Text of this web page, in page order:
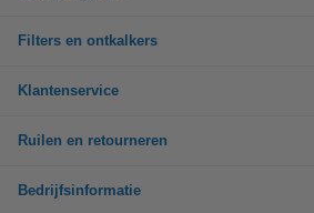
Filters en ontkalkers
Klantenservice
Ruilen en retourneren
Bedrijfsinformatie